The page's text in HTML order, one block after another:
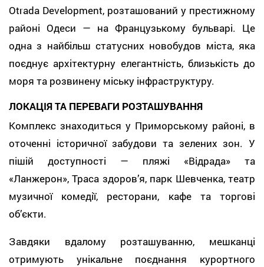
Otrada Development, розташований у престижному
районі Одеси — на Французькому бульварі. Це
одна з найбільш статусних новобудов міста, яка
поєднує архітектурну елегантність, близькість до
моря та розвинену міську інфраструктуру.
ЛОКАЦІЯ ТА ПЕРЕВАГИ РОЗТАШУВАННЯ
Комплекс знаходиться у Приморському районі, в
оточенні історичної забудови та зелених зон. У
пішій доступності — пляжі «Відрада» та
«Ланжерон», Траса здоров’я, парк Шевченка, театр
музичної комедії, ресторани, кафе та торгові
об’єкти.
Завдяки вдалому розташуванню, мешканці
отримують унікальне поєднання курортного